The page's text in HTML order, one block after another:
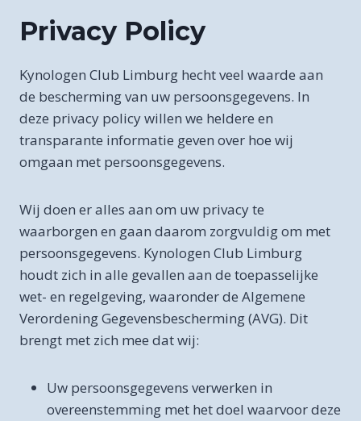
Privacy Policy
Kynologen Club Limburg hecht veel waarde aan
de bescherming van uw persoonsgegevens. In
deze privacy policy willen we heldere en
transparante informatie geven over hoe wij
omgaan met persoonsgegevens.
Wij doen er alles aan om uw privacy te
waarborgen en gaan daarom zorgvuldig om met
persoonsgegevens. Kynologen Club Limburg
houdt zich in alle gevallen aan de toepasselijke
wet- en regelgeving, waaronder de Algemene
Verordening Gegevensbescherming (AVG). Dit
brengt met zich mee dat wij:
Uw persoonsgegevens verwerken in
overeenstemming met het doel waarvoor deze